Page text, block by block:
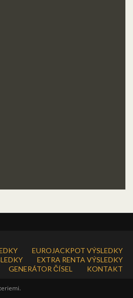
EUROJACKPOT VÝSLEDKY
EXTRA RENTA VÝSLEDKY
GENERÁTOR ČÍSEL KONTAKT